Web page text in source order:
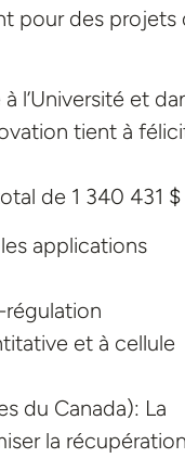
pour des projets
l’Université et
tient à
de 1 340 431 $
applications
et à cellule
du Canada): La
la récupération